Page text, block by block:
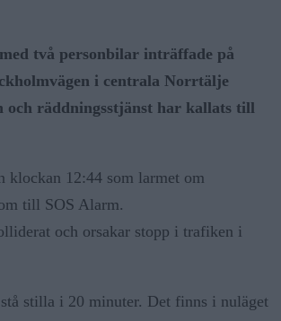
två personbilar inträffade på
i centrala Norrtälje
och räddningsstjänst har kallats till
klockan 12:44 som larmet om
till SOS Alarm.
och orsakar stopp i trafiken i
stilla i 20 minuter. Det finns i nuläget